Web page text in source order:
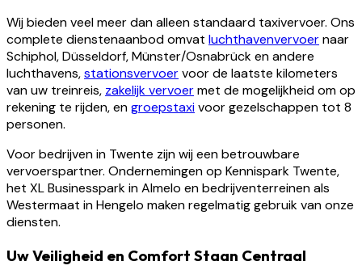
Wij bieden veel meer dan alleen standaard taxivervoer. Ons
complete dienstenaanbod omvat luchthavenvervoernaar
Schiphol, Düsseldorf, Münster/Osnabrück en andere
luchthavens,stationsvervoervoor de laatste kilometers
van uw treinreis, zakelijk vervoermet de mogelijkheid om op
rekening te rijden, engroepstaxivoor gezelschappen tot 8
personen.
Voor bedrijven in Twente zijn wij een betrouwbare
vervoerspartner. Ondernemingen op Kennispark Twente,
het XL Businesspark in Almelo en bedrijventerreinen als
Westermaat in Hengelo maken regelmatig gebruik van onze
diensten.
Uw Veiligheid en Comfort Staan Centraal